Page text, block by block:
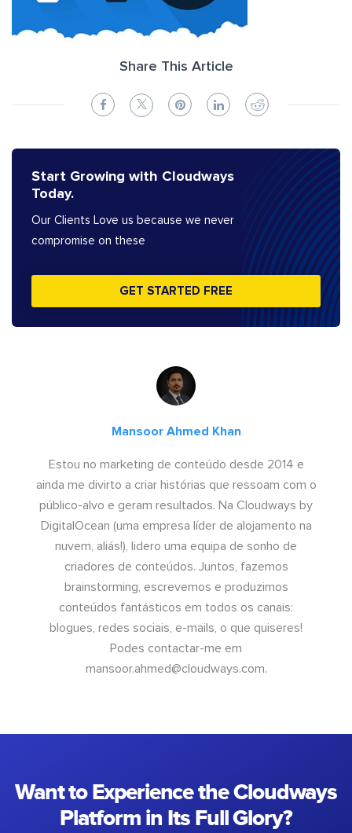
Share This Article
Start Growing with Cloudways
Today.
Our Clients Love us because we never
compromise on these
GET STARTED FREE
Mansoor Ahmed Khan
Estou no marketing de conteúdo desde 2014 e
ainda me divirto a criar histórias que ressoam com o
público-alvo e geram resultados. Na Cloudways by
DigitalOcean (uma empresa líder de alojamento na
nuvem, aliás!), lidero uma equipa de sonho de
criadores de conteúdos. Juntos, fazemos
brainstorming, escrevemos e produzimos
conteúdos fantásticos em todos os canais:
blogues, redes sociais, e-mails, o que quiseres!
Podes contactar-me em
mansoor.ahmed@cloudways.com.
Want to Experience the Cloudways
Platform in Its Full Glory?